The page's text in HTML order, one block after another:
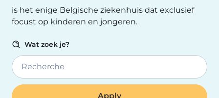
is het enige Belgische ziekenhuis dat exclusief
focust op kinderen en jongeren.
Wat zoek je?
Recherche